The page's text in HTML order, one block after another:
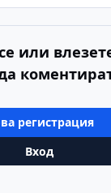
или
регистрация
Вход